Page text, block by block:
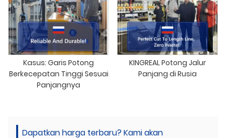
Kasus: Garis Potong
Berkecepatan Tinggi Sesuai
Panjangnya
KINGREAL Potong Jalur
Panjang di Rusia
Dapatkan harga terbaru? Kami akan